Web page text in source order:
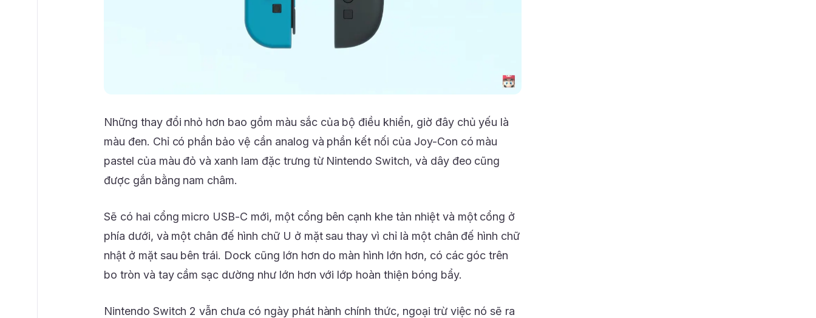
Những thay đổi nhỏ hơn bao gồm màu sắc của bộ điều khiển, giờ đây chủ yếu là
màu đen. Chỉ có phần bảo vệ cần analog và phần kết nối của Joy-Con có màu
pastel của màu đỏ và xanh lam đặc trưng từ Nintendo Switch, và dây đeo cũng
được gắn bằng nam châm.
Sẽ có hai cổng micro USB-C mới, một cổng bên cạnh khe tản nhiệt và một cổng ở
phía dưới, và một chân đế hình chữ U ở mặt sau thay vì chỉ là một chân đế hình chữ
nhật ở mặt sau bên trái. Dock cũng lớn hơn do màn hình lớn hơn, có các góc trên
bo tròn và tay cầm sạc dường như lớn hơn với lớp hoàn thiện bóng bẩy.
Nintendo Switch 2 vẫn chưa có ngày phát hành chính thức, ngoại trừ việc nó sẽ ra